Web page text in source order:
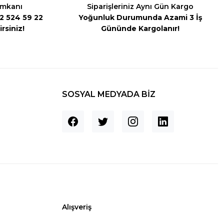
524 59 22
Siparişleriniz Aynı Gün Kargo
Yoğunluk Durumunda Azami 3 İş
Gününde Kargolanır!
SOSYAL MEDYADA BİZ
Alışveriş